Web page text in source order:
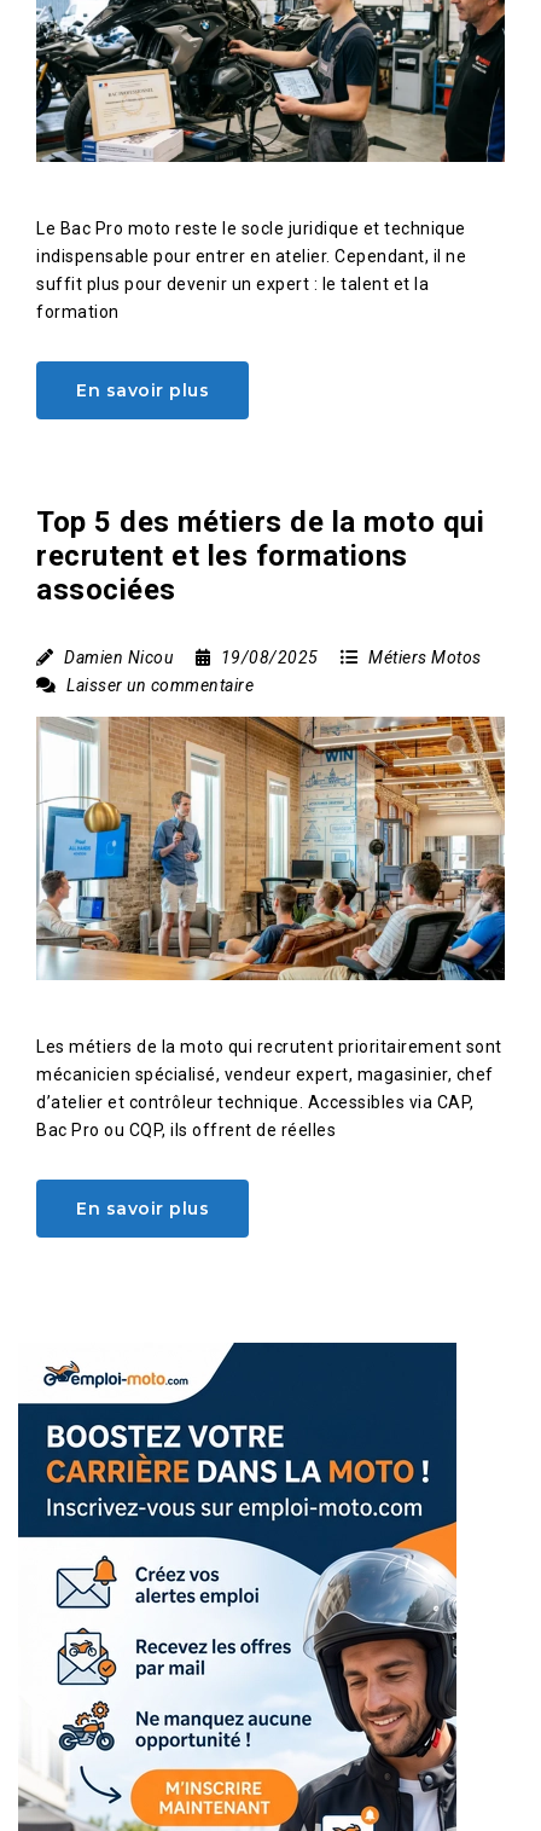
Le Bac Pro moto reste le socle juridique et technique
indispensable pour entrer en atelier. Cependant, il ne
suffit plus pour devenir un expert : le talent et la
formation
En savoir plus
Top 5 des métiers de la moto qui
recrutent et les formations
associées
Damien Nicou 19/08/2025
Métiers Motos
Laisser un commentaire
Les métiers de la moto qui recrutent prioritairement sont
mécanicien spécialisé, vendeur expert, magasinier, chef
d’atelier et contrôleur technique. Accessibles via CAP,
Bac Pro ou CQP, ils offrent de réelles
En savoir plus